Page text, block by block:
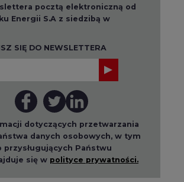
pocztą elektroniczną od
Energii S.A z siedzibą w
SIĘ DO NEWSLETTERA
dotyczących przetwarzania
danych osobowych, w tym
przysługujących Państwu
się w polityce prywatności.